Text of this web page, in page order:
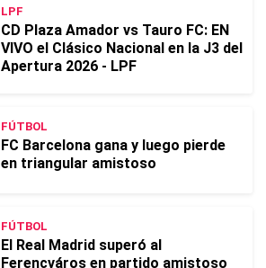
LPF
CD Plaza Amador vs Tauro FC: EN
VIVO el Clásico Nacional en la J3 del
Apertura 2026 - LPF
FÚTBOL
FC Barcelona gana y luego pierde
en triangular amistoso
FÚTBOL
El Real Madrid superó al
Ferencváros en partido amistoso